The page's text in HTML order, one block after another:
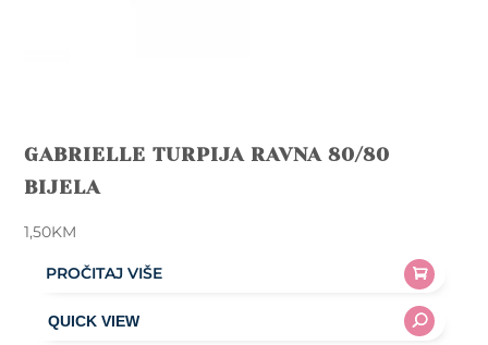
GABRIELLE TURPIJA RAVNA 80/80
BIJELA
1,50KM
PROČITAJ VIŠE